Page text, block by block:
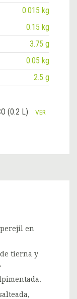
0.015 kg
0.15 kg
3.75 g
0.05 kg
2.5 g
(0.2 L)
VER
en
tierna y